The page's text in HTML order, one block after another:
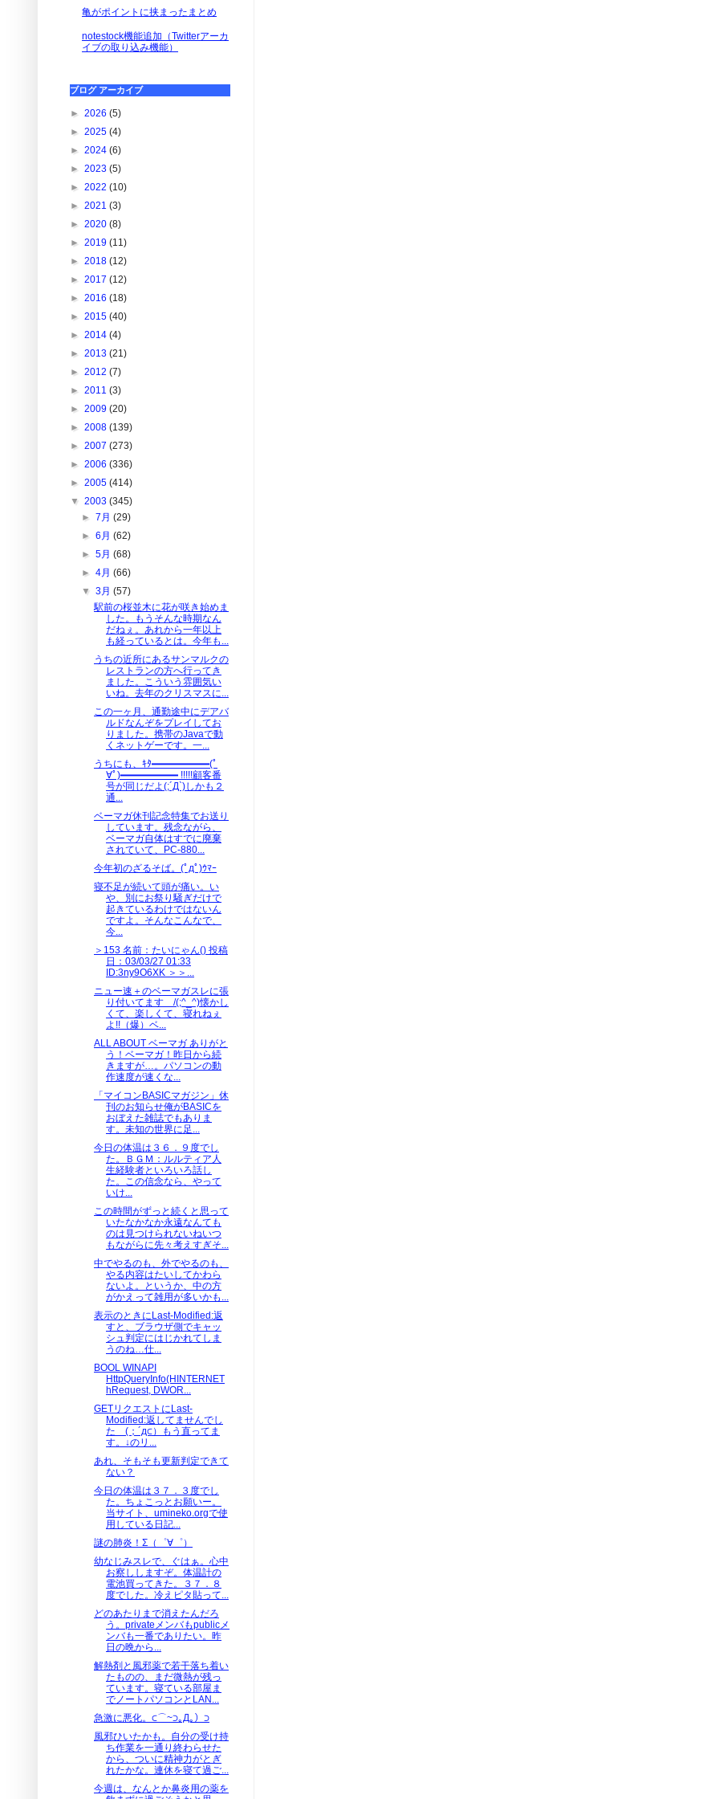
亀がポイントに挟まったまとめ
notestock機能追加（Twitterアーカ
イブの取り込み機能）
ブログ アーカイブ
► 2026 (5)
► 2025 (4)
► 2024 (6)
► 2023 (5)
► 2022 (10)
► 2021 (3)
► 2020 (8)
► 2019 (11)
► 2018 (12)
► 2017 (12)
► 2016 (18)
► 2015 (40)
► 2014 (4)
► 2013 (21)
► 2012 (7)
► 2011 (3)
► 2009 (20)
► 2008 (139)
► 2007 (273)
► 2006 (336)
► 2005 (414)
▼ 2003 (345)
►7月(29)
►6月(62)
►5月(68)
►4月(66)
▼3月(57)
駅前の桜並木に花が咲き始めま
した。もうそんな時期なん
だねぇ。あれから一年以上
も経っているとは。今年も...
うちの近所にあるサンマルクの
レストランの方へ行ってき
ました。こういう雰囲気い
いね。去年のクリスマスに...
この一ヶ月、通勤途中にデアバ
ルドなんぞをプレイしてお
りました。携帯のJavaで動
くネットゲーです。一...
うちにも、ｷﾀ━━━━━━(ﾟ
∀ﾟ)━━━━━━ !!!!!顧客番
号が同じだよ(;´Д`)しかも２
通...
ベーマガ休刊記念特集でお送り
しています。残念ながら、
ベーマガ自体はすでに廃棄
されていて、PC-880...
今年初のざるそば。(ﾟдﾟ)ｳﾏｰ
寝不足が続いて頭が痛い。い
や、別にお祭り騒ぎだけで
起きているわけではないん
ですよ。そんなこんなで、
今...
＞153 名前：たいにゃん() 投稿
日：03/03/27 01:33
ID:3ny9O6XK ＞＞...
ニュー速＋のベーマガスレに張
り付いてます /(;^_^)懐かし
くて、楽しくて、寝れねぇ
よ!!（爆）ベ...
ALL ABOUT ベーマガ ありがと
う！ベーマガ！昨日から続
きますが…。パソコンの動
作速度が速くな...
「マイコンBASICマガジン」休
刊のお知らせ俺がBASICを
おぼえた雑誌でもありま
す。未知の世界に足...
今日の体温は３６．９度でし
た。ＢＧＭ：ルルティア人
生経験者といろいろ話し
た。この信念なら、やって
いけ...
この時間がずっと続くと思って
いたなかなか永遠なんても
のは見つけられないねいつ
もながらに先々考えすぎそ...
中でやるのも、外でやるのも、
やる内容はたいしてかわら
ないよ。というか、中の方
がかえって雑用が多いかも...
表示のときにLast-Modified:返
すと、ブラウザ側でキャッ
シュ判定にはじかれてしま
うのね…仕...
BOOL WINAPI
HttpQueryInfo(HINTERNET
hRequest, DWOR...
GETリクエストにLast-
Modified:返してませんでし
た (；´д⊂）もう直ってま
す。↓のリ...
あれ、そもそも更新判定できて
ない？
今日の体温は３７．３度でし
た。ちょこっとお願いー。
当サイト、umineko.orgで使
用している日記...
謎の肺炎！Σ（゜∀゜）
幼なじみスレで、ぐはぁ。心中
お察ししますぞ。体温計の
電池買ってきた。３７．８
度でした。冷えピタ貼って...
どのあたりまで消えたんだろ
う。privateメンバもpublicメ
ンバも一番でありたい。昨
日の晩から...
解熱剤と風邪薬で若干落ち着い
たものの、まだ微熱が残っ
ています。寝ている部屋ま
でノートパソコンとLAN...
急激に悪化。⊂⌒~⊃｡Д｡）⊃
風邪ひいたかも。自分の受け持
ち作業を一通り終わらせた
から、ついに精神力がとぎ
れたかな。連休を寝て過ご...
今週は、なんとか鼻炎用の薬を